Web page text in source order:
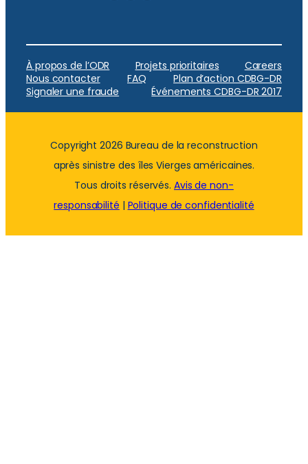
À propos de l’ODR Projets prioritaires
Careers
Nous contacter
FAQ
Plan d’action CDBG-DR
Signaler une fraude
Événements CDBG-DR 2017
Copyright 2026 Bureau de la reconstruction
après sinistre des îles Vierges américaines.
Tous droits réservés. Avis de non-
responsabilité | Politique de confidentialité